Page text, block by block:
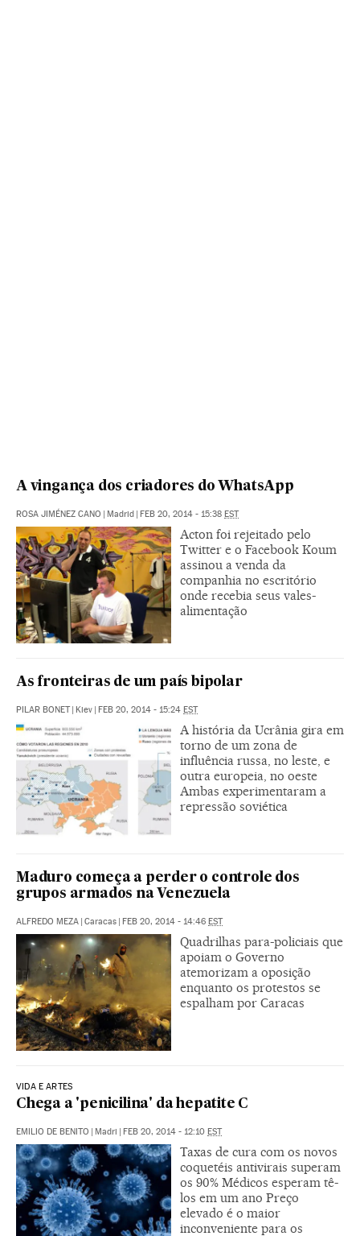
A vingança dos criadores do WhatsApp
ROSA JIMÉNEZ CANO | Madrid | FEB 20, 2014 - 15:38 EST
Acton foi rejeitado pelo
Twitter e o Facebook Koum
assinou a venda da
companhia no escritório
onde recebia seus vales-
alimentação
As fronteiras de um país bipolar
PILAR BONET | Kiev | FEB 20, 2014 - 15:24 EST
A história da Ucrânia gira em
torno de um zona de
influência russa, no leste, e
outra europeia, no oeste
Ambas experimentaram a
repressão soviética
Maduro começa a perder o controle dos
grupos armados na Venezuela
ALFREDO MEZA | Caracas | FEB 20, 2014 - 14:46 EST
Quadrilhas para-policiais que
apoiam o Governo
atemorizam a oposição
enquanto os protestos se
espalham por Caracas
VIDA E ARTES
Chega a 'penicilina' da hepatite C
EMILIO DE BENITO | Madri | FEB 20, 2014 - 12:10 EST
Taxas de cura com os novos
coquetéis antivirais superam
os 90% Médicos esperam tê-
los em um ano Preço
elevado é o maior
inconveniente para os